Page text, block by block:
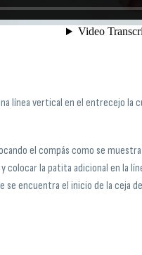
línea vertical en el entrecejo
el compás como se
la patita adicional en la
se encuentra el inicio de la ceja